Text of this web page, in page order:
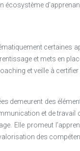
écosystème
certaines
et mets en
et veille à
demeurent des
et de
Elle promeut
des